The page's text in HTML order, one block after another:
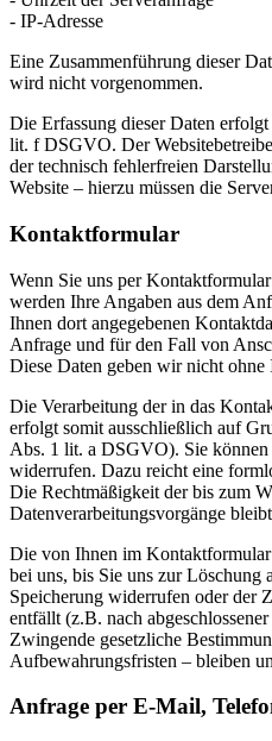
- IP-Adresse
Eine Zusammenführung dieser
wird nicht vorgenommen.
Die Erfassung dieser Daten
lit. f DSGVO. Der
der technisch fehlerfreien
Website – hierzu müssen die
Kontaktformular
Wenn Sie uns per
werden Ihre Angaben aus dem
Ihnen dort angegebenen
Anfrage und für den Fall von
Diese Daten geben wir nicht
Die Verarbeitung der in das
erfolgt somit ausschließlich auf
Abs. 1 lit. a DSGVO). Sie
widerrufen. Dazu reicht eine
Die Rechtmäßigkeit der bis zum
Datenverarbeitungsvorgänge
Die von Ihnen im
bei uns, bis Sie uns zur
Speicherung widerrufen oder der
entfällt (z.B. nach
Zwingende gesetzliche
Aufbewahrungsfristen – bleiben
Anfrage per E-Mail,